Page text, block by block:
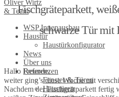
WSP Innenausbau
Haustür
Haustürkonfigurator
News
Über uns
Referenzen
Fenster & Türen
Haustüren
Fischgräteparkett,
schwarze Tür mit
Hallo Freunde,
weiter ging’s diese Woche mit
Nachdem der Fischgrätparkett fertig